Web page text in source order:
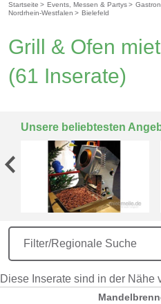
Startseite > Events, Messen & Partys>
Nordrhein-Westfalen > Bielefeld
Grill & Ofen
(61 Inserate)
Unsere beliebtesten
Filter/Regionale Suche
Diese Inserate sind in der Nähe